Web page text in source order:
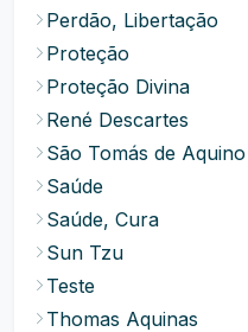
Perdão, Libertação
Proteção
Proteção Divina
René Descartes
São Tomás de Aquino
Saúde
Saúde, Cura
Sun Tzu
Teste
Thomas Aquinas